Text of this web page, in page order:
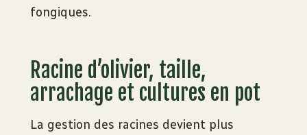
fongiques.
Racine d’olivier, taille,
arrachage et cultures en pot
La gestion des racines devient plus